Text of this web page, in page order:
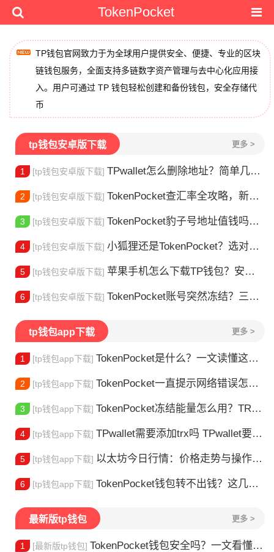
TokenPocket
TP钱包官网致力于为全球用户提供安全、便捷、专业的区块
链钱包服务，全面支持多链数字资产管理与去中心化应用接
入。用户可通过 TP 钱包轻松创建和备份钱包，安全存储代
币
tp钱包安卓版下载 更多 >
1 [tp钱包安卓版下载] TPwallet怎么删除地址？简单几步教你移除多余钱包
2 [tp钱包安卓版下载] TokenPocket查汇率全攻略，新手一看就会
3 [tp钱包安卓版下载] TokenPocket豹子号地址值钱吗？新手看完这篇就懂了
4 [tp钱包安卓版下载] 小狐狸还是TokenPocket？选对钱包很重要
5 [tp钱包安卓版下载] 苹果手机怎么下载TP钱包？安装教程来了
6 [tp钱包安卓版下载] TokenPocket账号突然冻结？三步教你快速解冻
tp钱包app下载 更多 >
1 [tp钱包app下载] TokenPocket是什么？一文读懂这款热门多链钱包
2 [tp钱包app下载] TokenPocket一直提示网络错误怎么办？这几个方法帮你快速解决
3 [tp钱包app下载] TokenPocket冻结能量怎么用？TRX冻结获取能量详解
4 [tp钱包app下载] TPwallet需要添加trx吗 TPwallet要不要充TRX？一文说清
5 [tp钱包app下载] 以太坊今日行情：价格走势与操作建议
6 [tp钱包app下载] TokenPocket钱包转不出钱？这几种情况你可能遇到过
最新版tp钱包 更多 >
1 [最新版tp钱包] TokenPocket钱包安全吗？一文看懂真实风险